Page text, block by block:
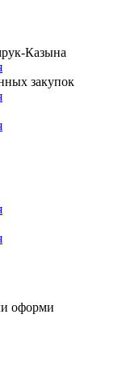
Казына
закупок
оформи